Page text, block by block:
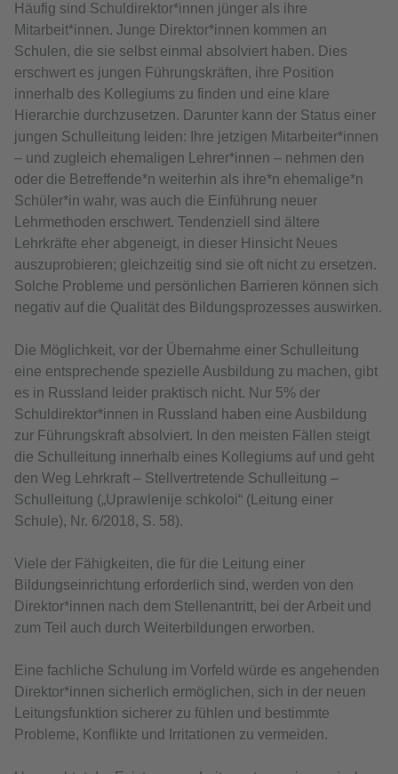
Häufig sind Schuldirektor*innen jünger als ihre
Mitarbeit*innen. Junge Direktor*innen kommen an
Schulen, die sie selbst einmal absolviert haben. Dies
erschwert es jungen Führungskräften, ihre Position
innerhalb des Kollegiums zu finden und eine klare
Hierarchie durchzusetzen. Darunter kann der Status einer
jungen Schulleitung leiden: Ihre jetzigen Mitarbeiter*innen
– und zugleich ehemaligen Lehrer*innen – nehmen den
oder die Betreffende*n weiterhin als ihre*n ehemalige*n
Schüler*in wahr, was auch die Einführung neuer
Lehrmethoden erschwert. Tendenziell sind ältere
Lehrkräfte eher abgeneigt, in dieser Hinsicht Neues
auszuprobieren; gleichzeitig sind sie oft nicht zu ersetzen.
Solche Probleme und persönlichen Barrieren können sich
negativ auf die Qualität des Bildungsprozesses auswirken.
Die Möglichkeit, vor der Übernahme einer Schulleitung
eine entsprechende spezielle Ausbildung zu machen, gibt
es in Russland leider praktisch nicht. Nur 5% der
Schuldirektor*innen in Russland haben eine Ausbildung
zur Führungskraft absolviert. In den meisten Fällen steigt
die Schulleitung innerhalb eines Kollegiums auf und geht
den Weg Lehrkraft – Stellvertretende Schulleitung –
Schulleitung („Uprawlenije schkoloi“ (Leitung einer
Schule), Nr. 6/2018, S. 58).
Viele der Fähigkeiten, die für die Leitung einer
Bildungseinrichtung erforderlich sind, werden von den
Direktor*innen nach dem Stellenantritt, bei der Arbeit und
zum Teil auch durch Weiterbildungen erworben.
Eine fachliche Schulung im Vorfeld würde es angehenden
Direktor*innen sicherlich ermöglichen, sich in der neuen
Leitungsfunktion sicherer zu fühlen und bestimmte
Probleme, Konflikte und Irritationen zu vermeiden.